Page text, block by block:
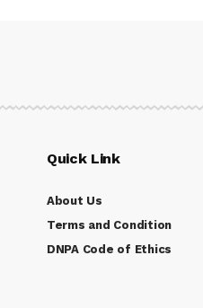
Quick Link
About Us
Terms and Condition
DNPA Code of Ethics